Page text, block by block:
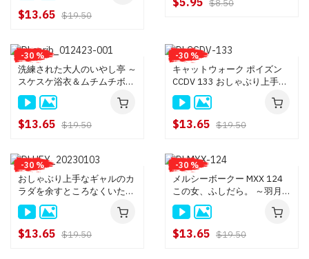
$13.65 $19.50
$8.50
-30 %
洗練された大人のいやし亭 ～
スケスケ浴衣＆ムチムチボデ
ィ！絶景かな！絶景かな！～
: 羽月まい
$13.65 $19.50
-30 %
キャットウォーク ポイズン
CCDV 133 おしゃぶり上手な
ギャルのカラダを余すところ
なくいただきました！ : 羽月
まい
$13.65 $19.50
-30 %
おしゃぶり上手なギャルのカ
ラダを余すところなくいただ
きました！: 羽月まい
$13.65 $19.50
-30 %
メルシーボークー MXX 124
この女、ふしだら。 ～羽月ま
いの場合～ : 羽月まい
$13.65 $19.50